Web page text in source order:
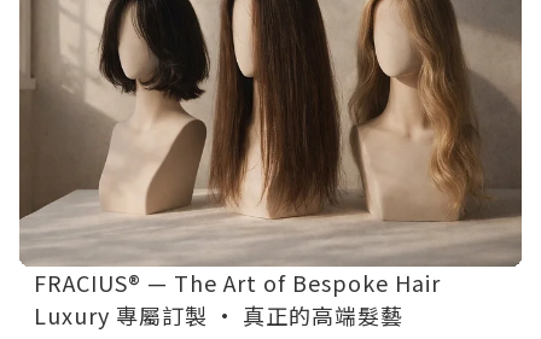
FRACIUS® — The Art of Bespoke Hair
Luxury 專屬訂製 · 真正的高端髮藝